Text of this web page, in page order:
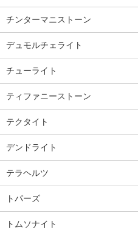
チンターマニストーン
デュモルチェライト
チューライト
ティファニーストーン
テクタイト
デンドライト
テラヘルツ
トパーズ
トムソナイト